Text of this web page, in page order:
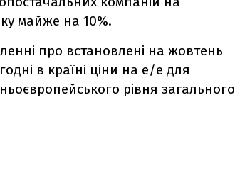
майже на 10%.
про встановлені на жовтень
в країні ціни на е/е для
рівня загального